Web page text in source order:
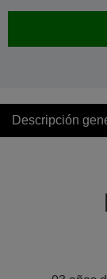
Descripción